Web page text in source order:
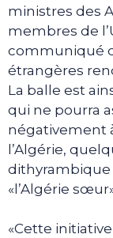
ministres des
membres de
communiqué
étrangères
La balle est
qui ne pourra
négativement
l’Algérie,
dithyrambique
«l’Algérie
«Cette